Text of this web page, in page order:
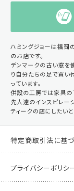
ハミングジョーは福岡
のお店です。
デンマークの古い窓を
り自分たちの足で買い
っています。
併設の工房では家具の
先人達のインスピレー
ティークの店にしたいと
特定商取引法に基
プライバシーポリシ